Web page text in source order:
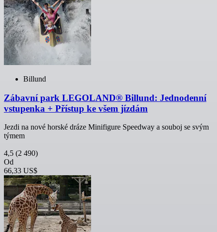
Billund
Zábavní park LEGOLAND® Billund: Jednodenní
vstupenka + Přístup ke všem jízdám
Jezdi na nové horské dráze Minifigure Speedway a souboj se svým
týmem
4,5 (2 490)
Od
66,33 US$